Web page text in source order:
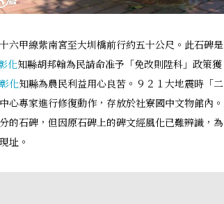
六甲線紫南宮至大圳橋前行約五十公尺。此石碑是
化知縣胡邦翰為民請命准予「免改則陞科」政策獲
彰化知縣為農民利益用心良苦。９２１大地震時「二
專家進行修復動作，存放於社寮國中文物館內。
的石碑，但因原石碑上的碑文經風化已難辨識，為
址。